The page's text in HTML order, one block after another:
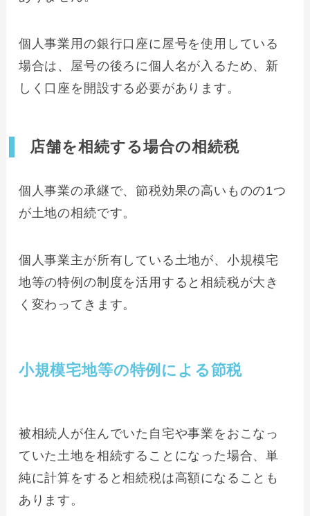
個人事業用の銀行口座に屋号を使用している
場合は、屋号の後ろに個人名が入るため、新
しく口座を開設する必要があります。
店舗を相続する場合の相続税
個人事業の承継で、節税効果の高いものの1つ
が土地の相続です。
個人事業主が所有している土地が、小規模宅
地等の特例の制度を活用すると相続税が大き
く変わってきます。
小規模宅地等の特例による節税
被相続人が住んでいた自宅や事業をおこなっ
ていた土地を相続することになった場合、単
純に計算をすると相続税は高額になることも
あります。